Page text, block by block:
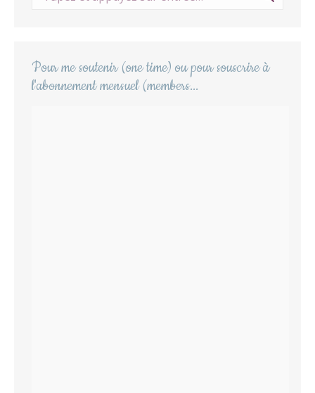
Pour me soutenir (one time) ou pour souscrire à
l'abonnement mensuel (members...